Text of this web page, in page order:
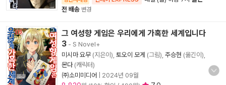
전 배송 변경
그 여성향 게임은 우리에게 가혹한 세계입니다
3 - S Novel+
미시마 요무 (지은이), 토오이 모게 (그림), 주승현 (옮긴이),
몬다(캐릭터)
㈜소미미디어
2024년 09월